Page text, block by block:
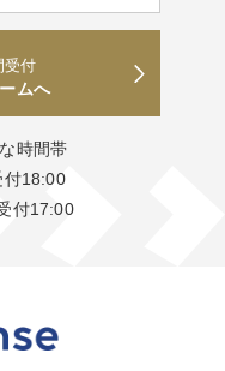
受付
ムへ
時間帯
付18:00
付17:00